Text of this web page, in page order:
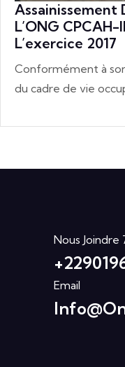
Assainissement
L’ONG
L’exercice 2017
Conformément à son
du cadre de vie
Nous Joindre
Email